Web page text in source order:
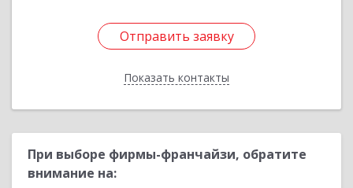
Отправить заявку
Показать контакты
Отправить заявку
Назад
При выборе фирмы-франчайзи, обратите
внимание на: